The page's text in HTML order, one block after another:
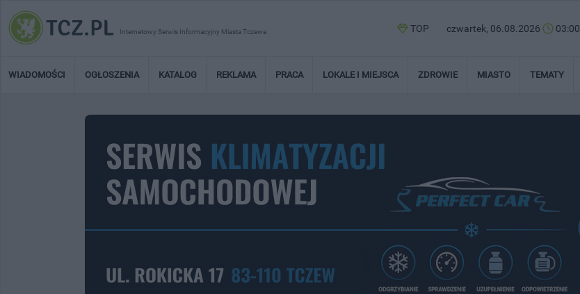
Internetowy Serwis Informacyjny Miasta Tczewa TOP czwartek, 06.08.2026 03:00
WIADOMOŚCI OGŁOSZENIA KATALOG REKLAMA PRACA LOKALE I MIEJSCA ZDROWIE MIASTO TEMATY